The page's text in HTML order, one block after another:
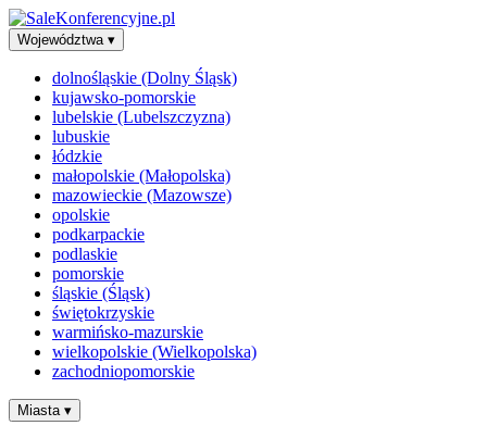
Województwa ▾
dolnośląskie (Dolny Śląsk)
kujawsko-pomorskie
lubelskie (Lubelszczyzna)
lubuskie
łódzkie
małopolskie (Małopolska)
mazowieckie (Mazowsze)
opolskie
podkarpackie
podlaskie
pomorskie
śląskie (Śląsk)
świętokrzyskie
warmińsko-mazurskie
wielkopolskie (Wielkopolska)
zachodniopomorskie
Miasta ▾